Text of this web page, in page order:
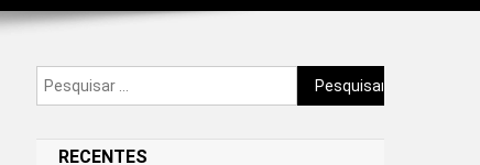
Pesquisar
por:
RECENTES